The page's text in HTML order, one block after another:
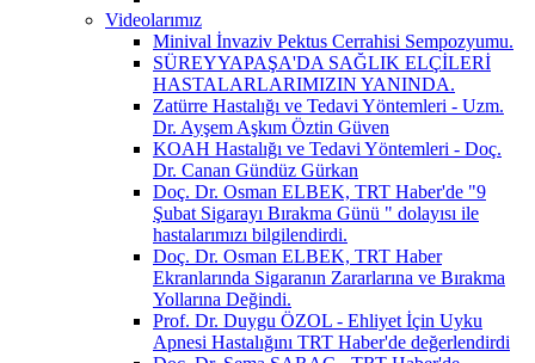
Videolarımız
Minival İnvaziv Pektus Cerrahisi Sempozyumu.
SÜREYYAPAŞA'DA SAĞLIK ELÇİLERİ
HASTALARLARIMIZIN YANINDA.
Zatürre Hastalığı ve Tedavi Yöntemleri - Uzm.
Dr. Ayşem Aşkım Öztin Güven
KOAH Hastalığı ve Tedavi Yöntemleri - Doç.
Dr. Canan Gündüz Gürkan
Doç. Dr. Osman ELBEK, TRT Haber'de "9
Şubat Sigarayı Bırakma Günü " dolayısı ile
hastalarımızı bilgilendirdi.
Doç. Dr. Osman ELBEK, TRT Haber
Ekranlarında Sigaranın Zararlarına ve Bırakma
Yollarına Değindi.
Prof. Dr. Duygu ÖZOL - Ehliyet İçin Uyku
Apnesi Hastalığını TRT Haber'de değerlendirdi